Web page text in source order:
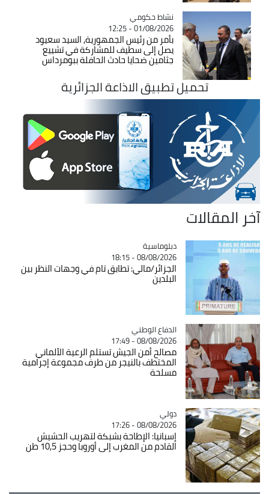
Catégorie
نشاط حكومي
01/08/2026 - 12:25
بأمر من رئيس الجمهورية, السيد سعيود
يصل إلى سطيف للمشاركة في تشييع
جثامين ضحايا حادث الحافلة ببومرداس
تحميل تطبيق الاذاعة الجزائرية
آخر المقالات
Catégorie
دبلوماسية
08/08/2026 - 18:15
الجزائر/مالي: تطابق تام في وجهات النظر بين
البلدين
Catégorie
الدفاع الوطني
08/08/2026 - 17:49
مصالح أمن الجيش تستلم الرعية الألماني
المختطف بالنيجر من طرف مجموعة إجرامية
مسلحة
Catégorie
دولي
08/08/2026 - 17:26
إسبانيا: الإطاحة بشبكة لتهريب الحشيش
القادم من المغرب إلى أوروبا وحجز 10,5 طن